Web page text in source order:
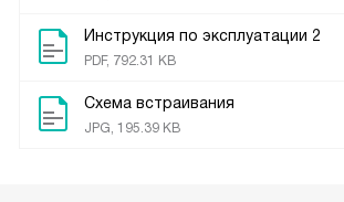
Инструкция по эксплуатации 2
PDF, 792.31 KB
Схема встраивания
JPG, 195.39 KB